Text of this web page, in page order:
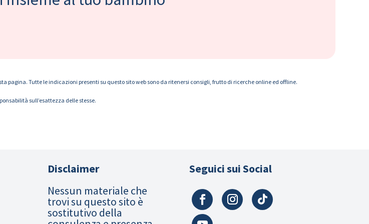
pagina. Tutte le indicazioni presenti su questo sito web sono da ritenersi consigli, frutto di ricerche online ed offline.
sull’esattezza delle stesse.
Disclaimer
Nessun materiale che
trovi su questo sito è
sostitutivo della
Seguici sui Social